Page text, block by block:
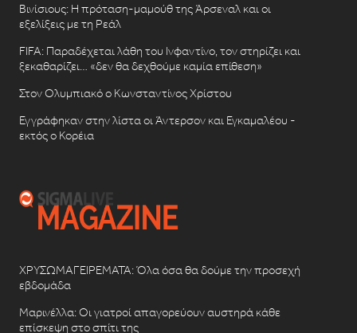
Βινίσιους: Η πρόταση-μαμούθ της Άρσεναλ και οι
εξελίξεις με τη Ρεάλ
FIFA: Παραδέχεται λάθη του Ινφαντίνο, τον στηρίζει και
ξεκαθαρίζει… «δεν θα δεχθούμε καμία επίθεση»
Στον Ολυμπιακό ο Κωνσταντίνος Χρίστου
Εγγράφηκαν στην λίστα οι Άντερσον και Εγκαμαλέου -
εκτός ο Κορέια
ΧΡΥΣΩΜΑΓΕΙΡΕΜΑΤΑ: Όλα όσα θα δούμε την προσεχή
εβδομάδα
Μαρινέλλα: Οι γιατροί απαγορεύουν αυστηρά κάθε
επίσκεψη στο σπίτι της